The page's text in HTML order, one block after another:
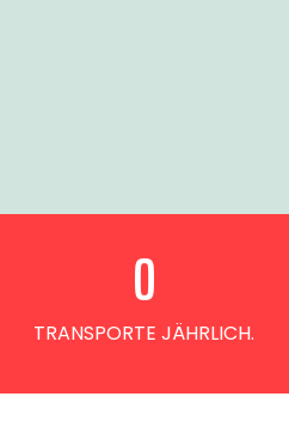
TRANSPORTE JÄHRLICH.
0